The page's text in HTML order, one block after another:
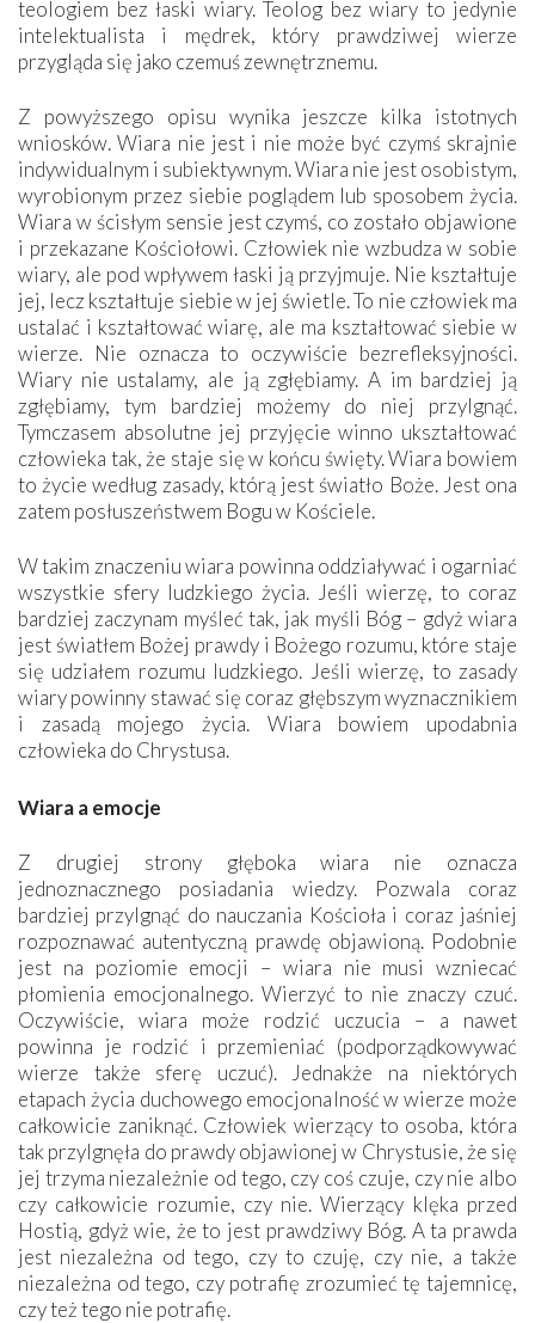
teologiem bez łaski wiary. Teolog bez wiary to jedynie
intelektualista i mędrek, który prawdziwej wierze
przygląda się jako czemuś zewnętrznemu.
Z powyższego opisu wynika jeszcze kilka istotnych
wniosków. Wiara nie jest i nie może być czymś skrajnie
indywidualnym i subiektywnym. Wiara nie jest osobistym,
wyrobionym przez siebie poglądem lub sposobem życia.
Wiara w ścisłym sensie jest czymś, co zostało objawione
i przekazane Kościołowi. Człowiek nie wzbudza w sobie
wiary, ale pod wpływem łaski ją przyjmuje. Nie kształtuje
jej, lecz kształtuje siebie w jej świetle. To nie człowiek ma
ustalać i kształtować wiarę, ale ma kształtować siebie w
wierze. Nie oznacza to oczywiście bezrefleksyjności.
Wiary nie ustalamy, ale ją zgłębiamy. A im bardziej ją
zgłębiamy, tym bardziej możemy do niej przylgnąć.
Tymczasem absolutne jej przyjęcie winno ukształtować
człowieka tak, że staje się w końcu święty. Wiara bowiem
to życie według zasady, którą jest światło Boże. Jest ona
zatem posłuszeństwem Bogu w Kościele.
W takim znaczeniu wiara powinna oddziaływać i ogarniać
wszystkie sfery ludzkiego życia. Jeśli wierzę, to coraz
bardziej zaczynam myśleć tak, jak myśli Bóg – gdyż wiara
jest światłem Bożej prawdy i Bożego rozumu, które staje
się udziałem rozumu ludzkiego. Jeśli wierzę, to zasady
wiary powinny stawać się coraz głębszym wyznacznikiem
i zasadą mojego życia. Wiara bowiem upodabnia
człowieka do Chrystusa.
Wiara a emocje
Z drugiej strony głęboka wiara nie oznacza
jednoznacznego posiadania wiedzy. Pozwala coraz
bardziej przylgnąć do nauczania Kościoła i ­coraz ­jaśniej
rozpoznawać autentyczną prawdę objawioną. Podobnie
jest na poziomie emocji – wiara nie musi wzniecać
płomienia emocjonalnego. Wierzyć to nie znaczy czuć.
Oczywiście, wiara może rodzić uczucia – a nawet
powinna je rodzić i przemieniać (podporządkowywać
wierze także sferę uczuć). Jednakże na niektórych
etapach życia duchowego emocjonalność w wierze może
całkowicie zaniknąć. Człowiek wierzący to osoba, która
tak przylgnęła do prawdy objawionej w Chrystusie, że się
jej trzyma niezależnie od tego, czy coś czuje, czy nie albo
czy całkowicie rozumie, czy nie. Wierzący klęka przed
Hostią, gdyż wie, że to jest prawdziwy Bóg. A ta prawda
jest niezależna od tego, czy to czuję, czy nie, a także
niezależna od tego, czy potrafię zrozumieć tę tajemnicę,
czy też tego nie potrafię.